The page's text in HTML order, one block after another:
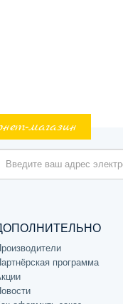
магазин
программа